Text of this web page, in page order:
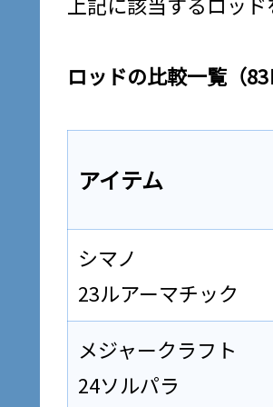
ロッドの比較一覧（83
アイテム
シマノ
23ルアーマチック
メジャークラフト
24ソルパラ